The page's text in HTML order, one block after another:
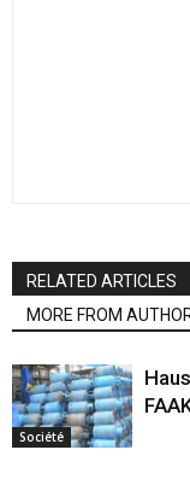
RELATED ARTICLES
MORE FROM
Société